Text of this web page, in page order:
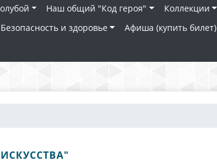
Наш общий "Код героя"
Коллекции
Безопасность и здоровье
Афиша (купить билет)